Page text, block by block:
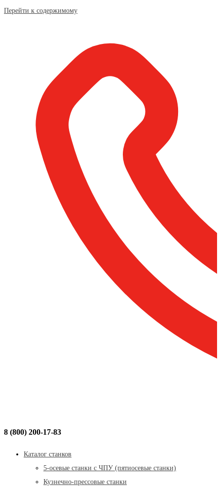
Перейти к содержимому
8 (800) 200-17-83
Каталог станков
5-осевые станки с ЧПУ (пятиосевые станки)
Кузнечно-прессовые станки